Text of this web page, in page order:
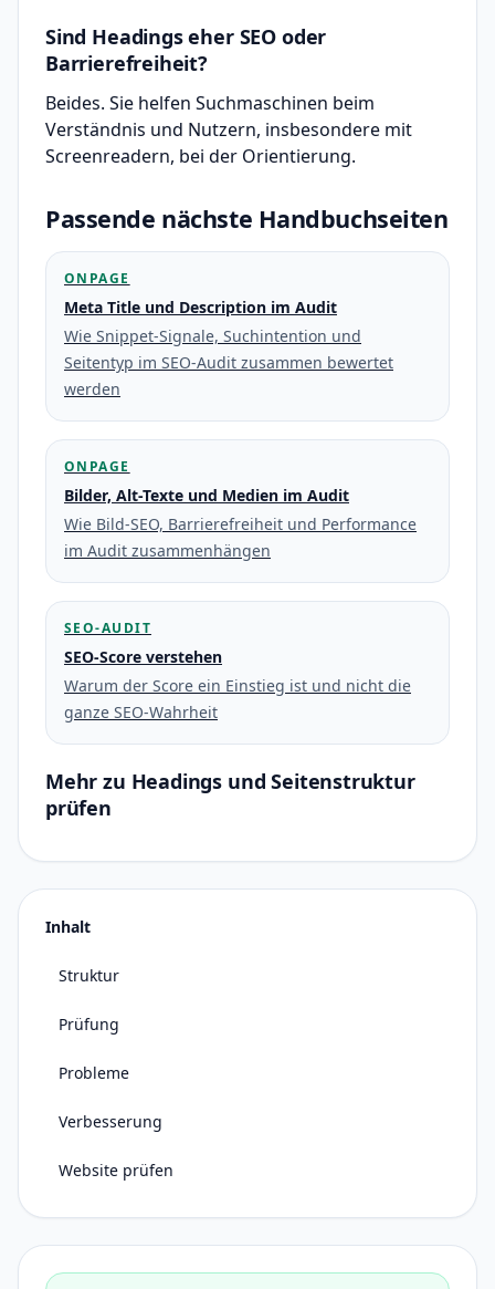
Sind Headings eher SEO oder
Barrierefreiheit?
Beides. Sie helfen Suchmaschinen beim
Verständnis und Nutzern, insbesondere mit
Screenreadern, bei der Orientierung.
Passende nächste Handbuchseiten
ONPAGE
Meta Title und Description im Audit
Wie Snippet-Signale, Suchintention und
Seitentyp im SEO-Audit zusammen bewertet
werden
ONPAGE
Bilder, Alt-Texte und Medien im Audit
Wie Bild-SEO, Barrierefreiheit und Performance
im Audit zusammenhängen
SEO-AUDIT
SEO-Score verstehen
Warum der Score ein Einstieg ist und nicht die
ganze SEO-Wahrheit
Mehr zu Headings und Seitenstruktur
prüfen
Inhalt
Struktur
Prüfung
Probleme
Verbesserung
Website prüfen